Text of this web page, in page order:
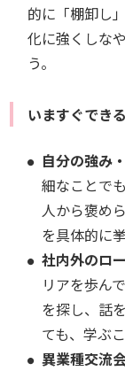
的に「棚卸し
化に強くしな
う。
いますぐでき
自分の強み
細なことで
人から褒め
を具体的に
社内外のロ
リアを歩ん
を探し、話
ても、学ぶ
異業種交流